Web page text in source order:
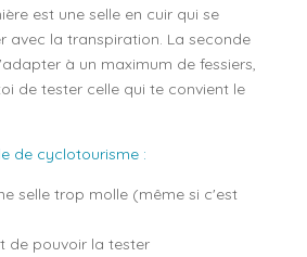
est une selle en cuir qui se
avec la transpiration. La seconde
à un maximum de fessiers,
de tester celle qui te convient le
de cyclotourisme :
selle trop molle (même si c'est
de pouvoir la tester